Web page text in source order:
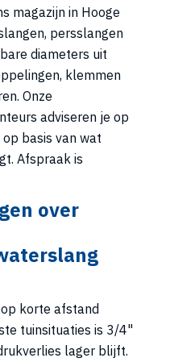
magazijn in Hooge
persslangen
diameters uit
klemmen
Onze
adviseren je op
basis van wat
Afspraak is
over
korte afstand
tuinsituaties is 3/4"
lager blijft.